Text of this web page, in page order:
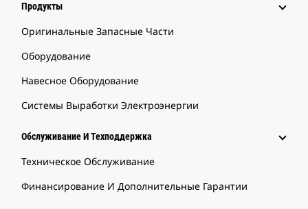
Продукты
Оригинальные Запасные Части
Оборудование
Навесное Оборудование
Системы Выработки Электроэнергии
Обслуживание И Техподдержка
Техническое Обслуживание
Финансирование И Дополнительные Гарантии